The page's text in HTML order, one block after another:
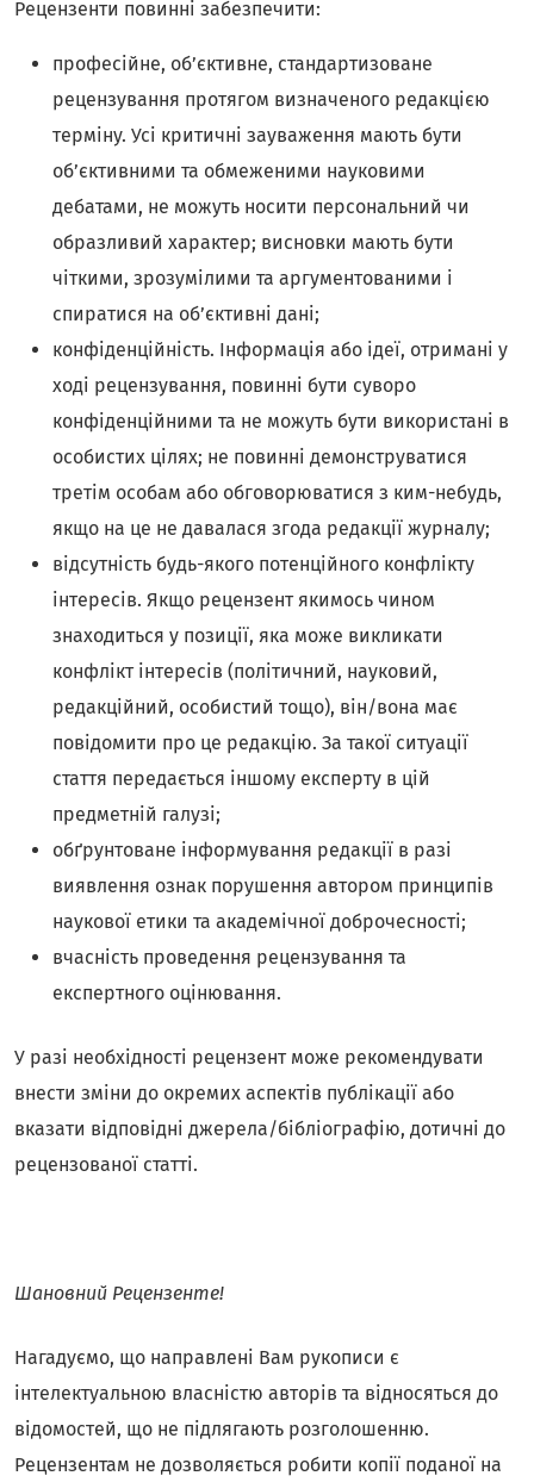
Рецензенти повинні забезпечити:
професійне, об’єктивне, стандартизоване
рецензування протягом визначеного редакцією
терміну. Усі критичні зауваження мають бути
об’єктивними та обмеженими науковими
дебатами, не можуть носити персональний чи
образливий характер; висновки мають бути
чіткими, зрозумілими та аргументованими і
спиратися на об’єктивні дані;
конфіденційність. Інформація або ідеї, отримані у
ході рецензування, повинні бути суворо
конфіденційними та не можуть бути використані в
особистих цілях; не повинні демонструватися
третім особам або обговорюватися з ким-небудь,
якщо на це не давалася згода редакції журналу;
відсутність будь-якого потенційного конфлікту
інтересів. Якщо рецензент якимось чином
знаходиться у позиції, яка може викликати
конфлікт інтересів (політичний, науковий,
редакційний, особистий тощо), він/вона має
повідомити про це редакцію. За такої ситуації
стаття передається іншому експерту в цій
предметній галузі;
обґрунтоване інформування редакції в разі
виявлення ознак порушення автором принципів
наукової етики та академічної доброчесності;
вчасність проведення рецензування та
експертного оцінювання.
У разі необхідності рецензент може рекомендувати
внести зміни до окремих аспектів публікації або
вказати відповідні джерела/бібліографію, дотичні до
рецензованої статті.
Шановний Рецензенте!
Нагадуємо, що направлені Вам рукописи є
інтелектуальною власністю авторів та відносяться до
відомостей, що не підлягають розголошенню.
Рецензентам не дозволяється робити копії поданої на